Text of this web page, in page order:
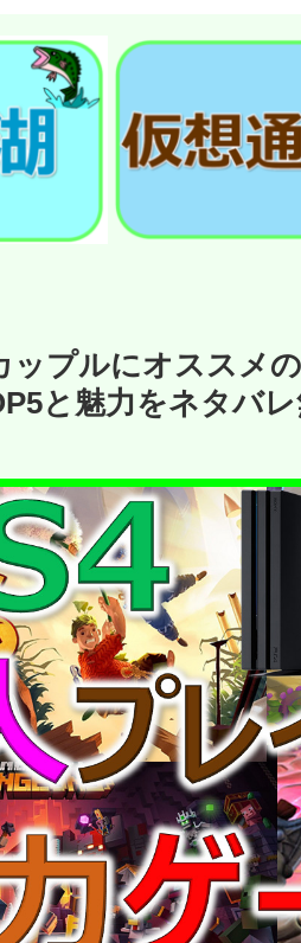
月最新)
ップルにオススメ
と魅力をネタバレ